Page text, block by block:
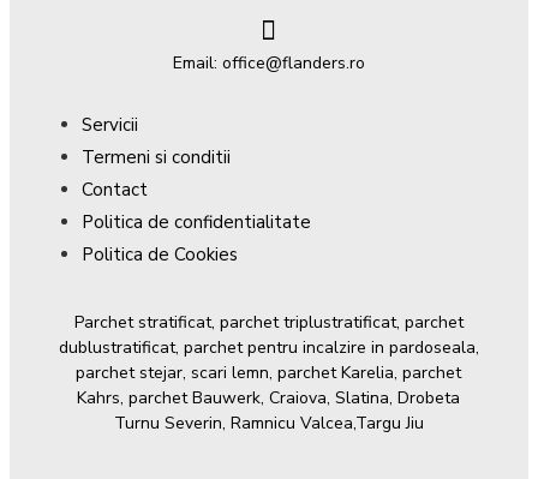
Email: office@flanders.ro
Servicii
Termeni si conditii
Contact
Politica de confidentialitate
Politica de Cookies
Parchet stratificat, parchet triplustratificat, parchet
dublustratificat, parchet pentru incalzire in pardoseala,
parchet stejar, scari lemn, parchet Karelia, parchet
Kahrs, parchet Bauwerk, Craiova, Slatina, Drobeta
Turnu Severin, Ramnicu Valcea,Targu Jiu